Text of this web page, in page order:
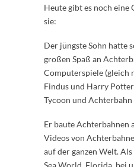
Heute gibt es noch eine
sie:
Der jüngste Sohn hatte
großen Spaß an
Computerspiele (gleich
Findus und Harry
Tycoon und Achterbahn
Er baute Achterbahnen
Videos von
auf der ganzen Welt.